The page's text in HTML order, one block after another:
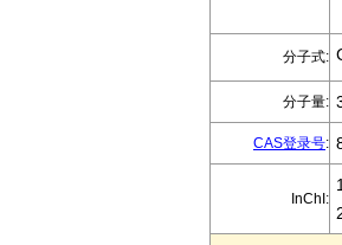
分子式:
分子量:
CAS登录号:
InChI: